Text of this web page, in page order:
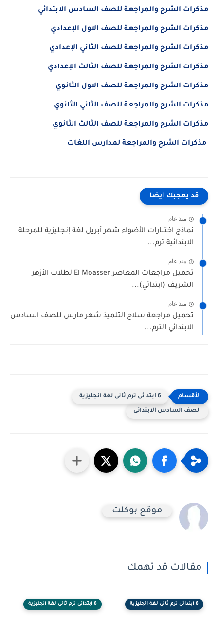
مذكرات الشرح والمراجعة للصف السادس الابتدائي
مذكرات الشرح والمراجعة للصف الاول الإعدادي
مذكرات الشرح والمراجعة للصف الثاني الإعدادي
مذكرات الشرح والمراجعة للصف الثالث الإعدادي
مذكرات الشرح والمراجعة للصف الاول الثانوي
مذكرات الشرح والمراجعة للصف الثاني الثانوي
مذكرات الشرح والمراجعة للصف الثالث الثانوي
مذكرات الشرح والمراجعة لمدارس اللغات
قد يعجبك ايضا
منذ عام
نماذج اختبارات الأضواء شهر أبريل لغة إنجليزية للمرحلة
الابتدائية ترم...
منذ عام
تحميل مراجعات المعاصر El Moasser لطلاب الأزهر
الشريف (ابتدائي)...
منذ عام
تحميل مراجعة سلاح التلميذ شهر مارس للصف السادس
الابتدائي الترم...
6 ابتدائى ترم ثانى لغة انجليزية
الصف السادس الابتدائى
موقع بوكلت
مقالات قد تهمك
6 ابتدائى ترم ثانى لغة انجليزية 6 ابتدائى ترم ثانى لغة انجليزية